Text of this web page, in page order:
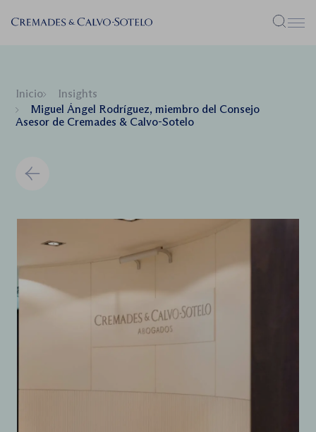
Menú
Inicio
Insights
Miguel Ángel Rodríguez, miembro del Consejo
Asesor de Cremades & Calvo-Sotelo